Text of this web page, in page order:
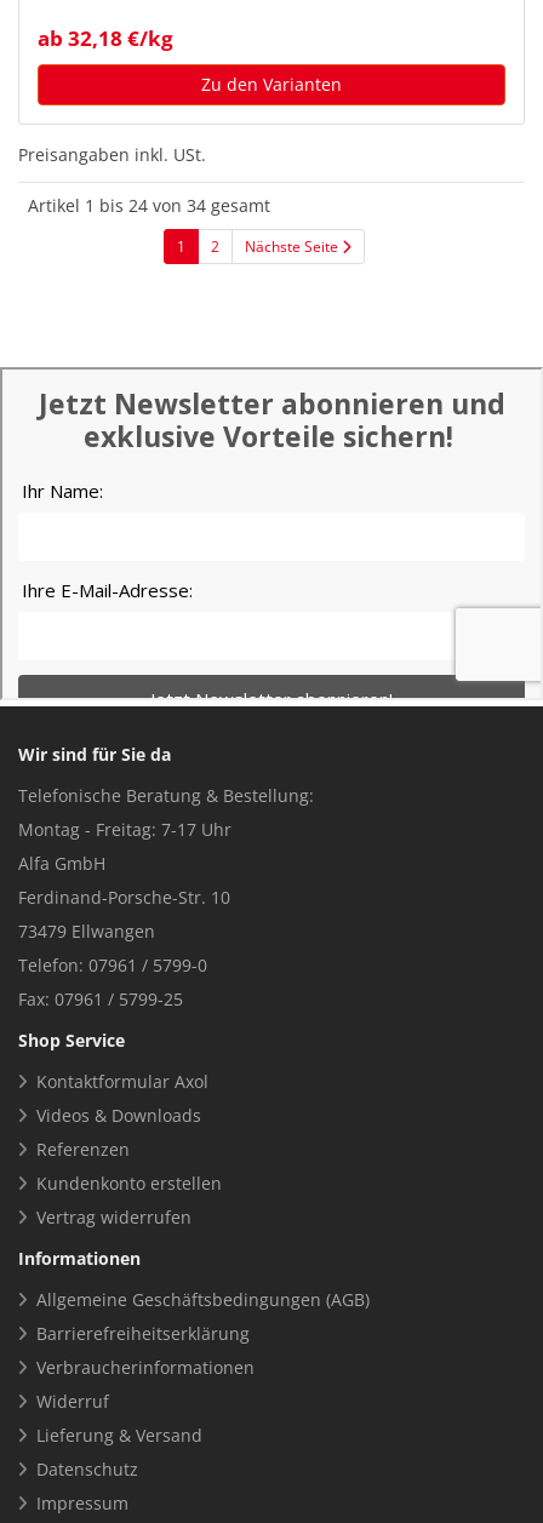
ab 32,18 €/kg
Zu den Varianten
Preisangaben inkl. USt.
Artikel 1 bis 24 von 34 gesamt
1 2 Nächste Seite
Wir sind für Sie da
Telefonische Beratung & Bestellung:
Montag - Freitag: 7-17 Uhr
Alfa GmbH
Ferdinand-Porsche-Str. 10
73479 Ellwangen
Telefon: 07961 / 5799-0
Fax: 07961 / 5799-25
Shop Service
Kontaktformular Axol
Videos & Downloads
Referenzen
Kundenkonto erstellen
Vertrag widerrufen
Informationen
Allgemeine Geschäftsbedingungen (AGB)
Barrierefreiheitserklärung
Verbraucherinformationen
Widerruf
Lieferung & Versand
Datenschutz
Impressum